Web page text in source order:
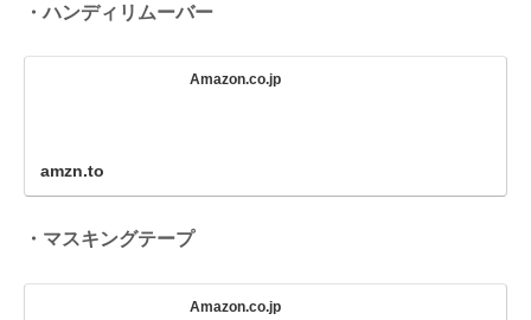
・ハンディリムーバー
Amazon.co.jp
amzn.to
・マスキングテープ
Amazon.co.jp